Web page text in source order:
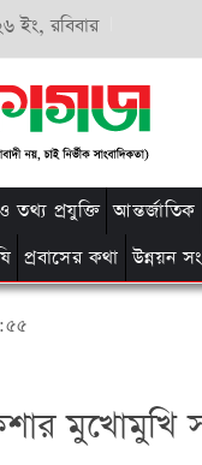
ইং, রবিবার
তথ্য প্রযুক্তি আন্তর্জাতিক
প্রবাসের কথা উন্নয়ন
মুখোমুখি